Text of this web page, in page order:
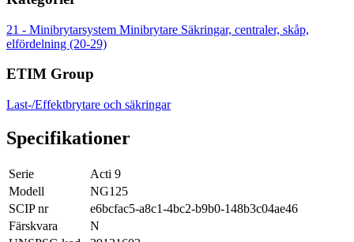
21 - Minibrytarsystem Minibrytare Säkringar, centraler, skåp,
elfördelning (20-29)
ETIM Group
Last-/Effektbrytare och säkringar
Specifikationer
Serie
Acti 9
Modell
NG125
SCIP nr
e6bcfac5-a8c1-4bc2-b9b0-148b3c04ae46
Färskvara
N